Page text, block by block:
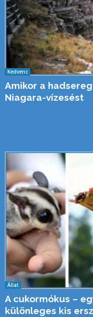
Kedvenc
Amikor a
Niagara-vízesést
Állat
A cukormókus –
különleges kis